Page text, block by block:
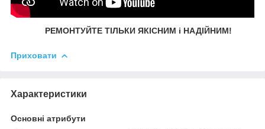
РЕМОНТУЙТЕ ТІЛЬКИ ЯКІСНИМ і НАДІЙНИМ!
Приховати
Характеристики
Основні атрибути